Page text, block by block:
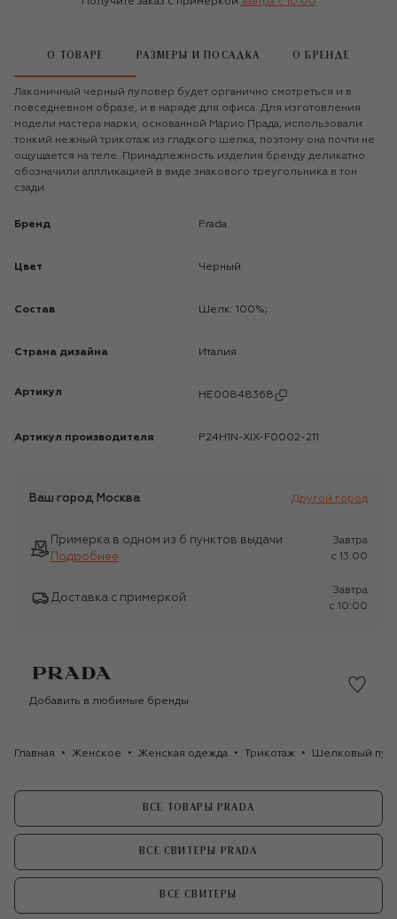
О ТОВАРЕ РАЗМЕРЫ И ПОСАДКА О БРЕНДЕ
Лаконичный черный пуловер будет органично смотреться и в
повседневном образе, и в наряде для офиса. Для изготовления
модели мастера марки, основанной Марио Прада, использовали
тонкий нежный трикотаж из гладкого шелка, поэтому она почти не
ощущается на теле. Принадлежность изделия бренду деликатно
обозначили аппликацией в виде знакового треугольника в тон
сзади.
Бренд Prada
Цвет Черный
Состав Шелк: 100%;
Страна дизайна Италия
Артикул HE00848368
Артикул производителя P24H1N-XIX-F0002-211
Ваш город Москва Другой город
Примерка в одном из 6 пунктов выдачи
Подробнее
Завтра
c 13:00
Доставка с примеркой
Завтра
c 10:00
Добавить в любимые бренды
Главная Женское Женская одежда Трикотаж Шелковый
ВСЕ ТОВАРЫ PRADA
ВСЕ СВИТЕРЫ PRADA
ВСЕ СВИТЕРЫ